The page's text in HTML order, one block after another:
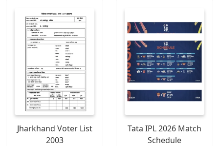
Jharkhand Voter List
2003
Tata IPL 2026 Match
Schedule